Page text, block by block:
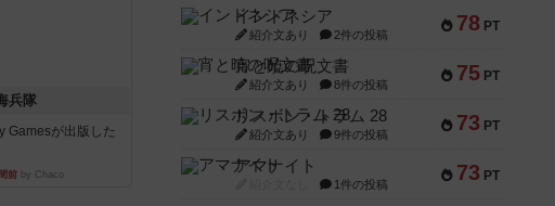
兵隊
Gamesが出版した
前by Chaco
78 PT
インドネシア
紹介文あり 2件の投稿
75 PT
宵と暁の呪文書
紹介文あり 8件の投稿
73 PT
リスボン・トラム 28
紹介文あり 9件の投稿
73 PT
アマナイト
1件の投稿